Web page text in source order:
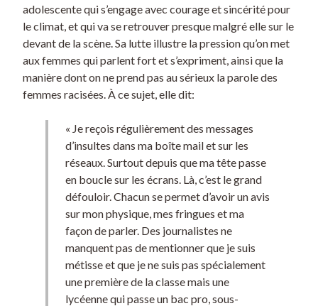
adolescente qui s’engage avec courage et sincérité pour
le climat, et qui va se retrouver presque malgré elle sur le
devant de la scène. Sa lutte illustre la pression qu’on met
aux femmes qui parlent fort et s’expriment, ainsi que la
manière dont on ne prend pas au sérieux la parole des
femmes racisées. À ce sujet, elle dit:
« Je reçois régulièrement des messages
d’insultes dans ma boîte mail et sur les
réseaux. Surtout depuis que ma tête passe
en boucle sur les écrans. Là, c’est le grand
défouloir. Chacun se permet d’avoir un avis
sur mon physique, mes fringues et ma
façon de parler. Des journalistes ne
manquent pas de mentionner que je suis
métisse et que je ne suis pas spécialement
une première de la classe mais une
lycéenne qui passe un bac pro, sous-